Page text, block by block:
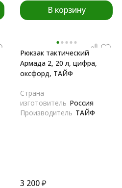
В корзину
Рюкзак тактический
Армада 2, 20 л, цифра,
оксфорд, ТАЙФ
Страна-
изготовитель Россия
Производитель ТАЙФ
3 200₽